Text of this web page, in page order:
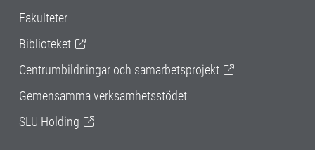
Fakulteter
Biblioteket
Centrumbildningar och samarbetsprojekt
Gemensamma verksamhetsstödet
SLU Holding